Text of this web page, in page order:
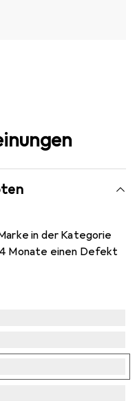
in der Kategorie
Monate einen Defekt